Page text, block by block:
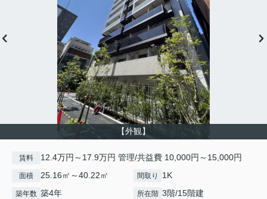
【外観】
賃料 12.4万円～17.9万円 管理/共益費 10,000円～15,000円
面積 25.16㎡～40.22㎡ 間取り 1K
築年数 築4年 所在階 3階/15階建